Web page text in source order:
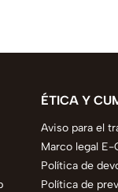
ÉTICA Y
Aviso para el
Marco legal
Política de
Política de